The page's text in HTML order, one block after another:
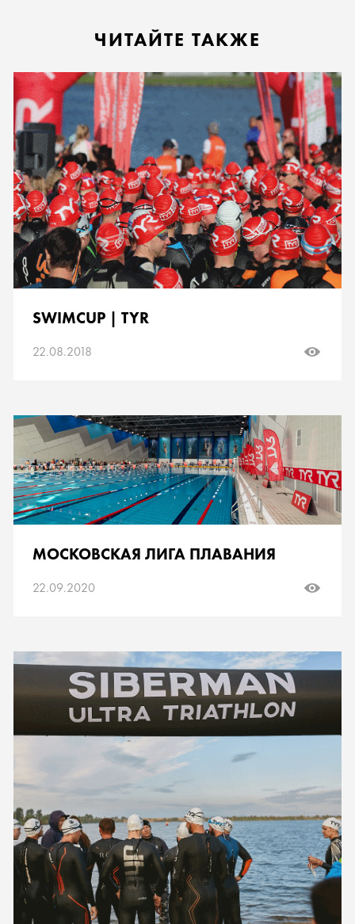
ЧИТАЙТЕ ТАКЖЕ
SWIMCUP | TYR
22.08.2018
МОСКОВСКАЯ ЛИГА ПЛАВАНИЯ
22.09.2020